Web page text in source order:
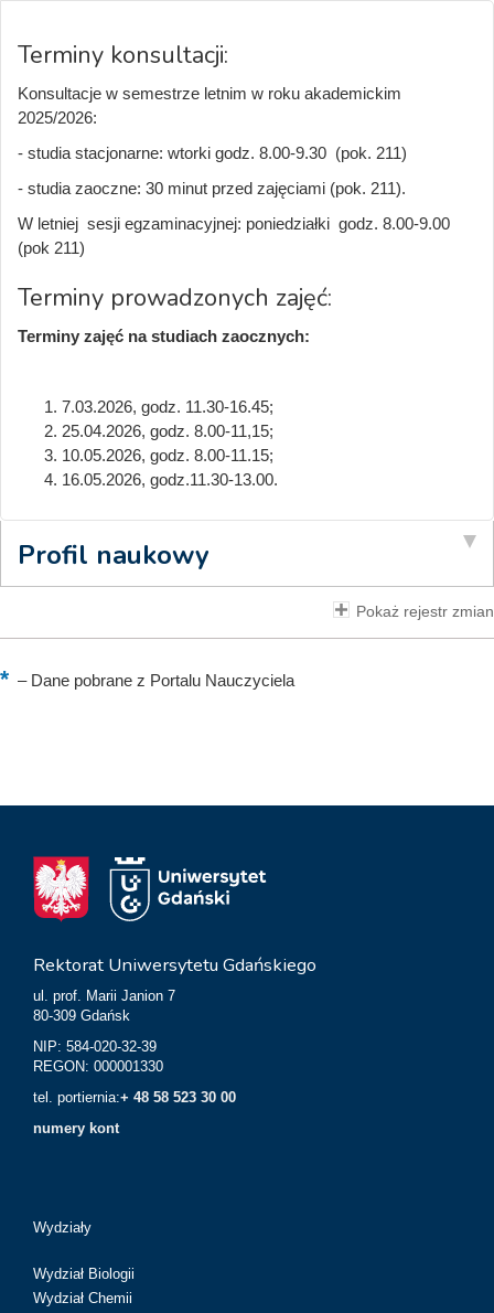
Terminy konsultacji:
Konsultacje w semestrze letnim w roku akademickim
2025/2026:
- studia stacjonarne: wtorki godz. 8.00-9.30 (pok. 211)
- studia zaoczne: 30 minut przed zajęciami (pok. 211).
W letniej sesji egzaminacyjnej: poniedziałki godz. 8.00-9.00
(pok 211)
Terminy prowadzonych zajęć:
Terminy zajęć na studiach zaocznych:
7.03.2026, godz. 11.30-16.45;
25.04.2026, godz. 8.00-11,15;
10.05.2026, godz. 8.00-11.15;
16.05.2026, godz.11.30-13.00.
Profil naukowy
Pokaż rejestr zmian
–Dane pobrane z Portalu Nauczyciela
Rektorat Uniwersytetu Gdańskiego
ul. prof. Marii Janion 7
80-309 Gdańsk
NIP: 584-020-32-39
REGON: 000001330
tel. portiernia:+ 48 58 523 30 00
numery kont
Wydziały
Wydział Biologii
Wydział Chemii